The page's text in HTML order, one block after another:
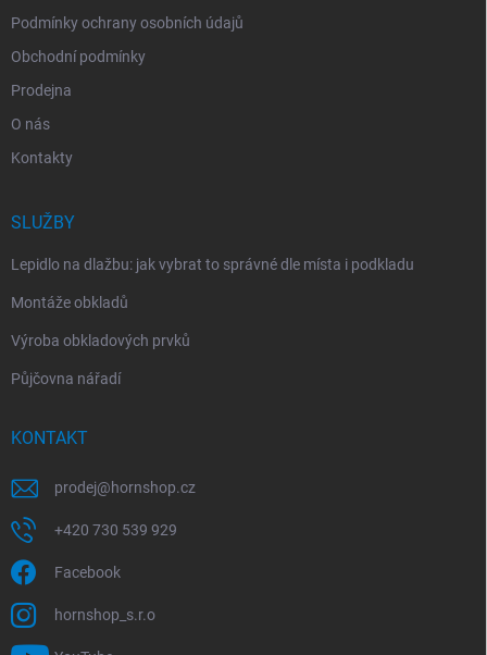
Podmínky ochrany osobních údajů
Obchodní podmínky
Prodejna
O nás
Kontakty
SLUŽBY
Lepidlo na dlažbu: jak vybrat to správné dle místa i podkladu
Montáže obkladů
Výroba obkladových prvků
Půjčovna nářadí
KONTAKT
prodej@hornshop.cz
+420 730 539 929
Facebook
hornshop_s.r.o